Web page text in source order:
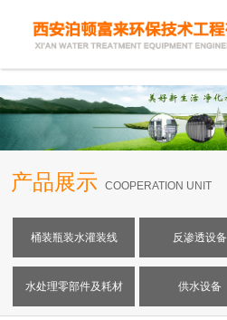
产品展示 COOPERATION UNIT
桶装瓶装水灌装线 反渗透设备
水处理零部件及耗材 供水设备